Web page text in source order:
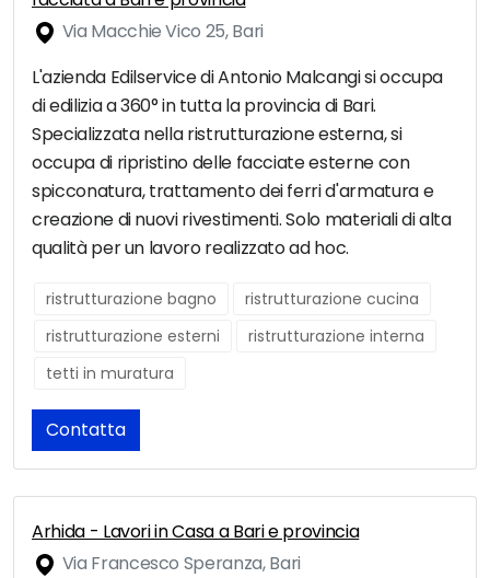
Via Macchie Vico 25, Bari
L'azienda Edilservice di Antonio Malcangi si occupa
di edilizia a 360° in tutta la provincia di Bari.
Specializzata nella ristrutturazione esterna, si
occupa di ripristino delle facciate esterne con
spicconatura, trattamento dei ferri d'armatura e
creazione di nuovi rivestimenti. Solo materiali di alta
qualità per un lavoro realizzato ad hoc.
ristrutturazione bagno
ristrutturazione cucina
ristrutturazione esterni
ristrutturazione interna
tetti in muratura
Contatta
Arhida - Lavori in Casa a Bari e provincia
Via Francesco Speranza, Bari